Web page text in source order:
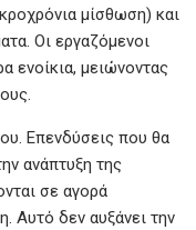
μίσθωση) και
Οι εργαζόμενοι
ενοίκια, μειώνοντας
Επενδύσεις που θα
ανάπτυξη της
σε αγορά
Αυτό δεν αυξάνει την